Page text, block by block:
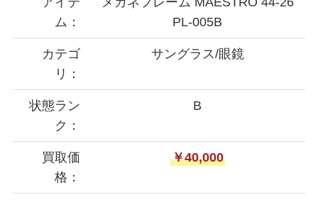
ム：
PL-005B
カテゴ
リ：
サングラス/眼鏡
状態ラン
ク：
B
買取価
格：
￥40,000